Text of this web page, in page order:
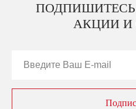
АКЦИИ И